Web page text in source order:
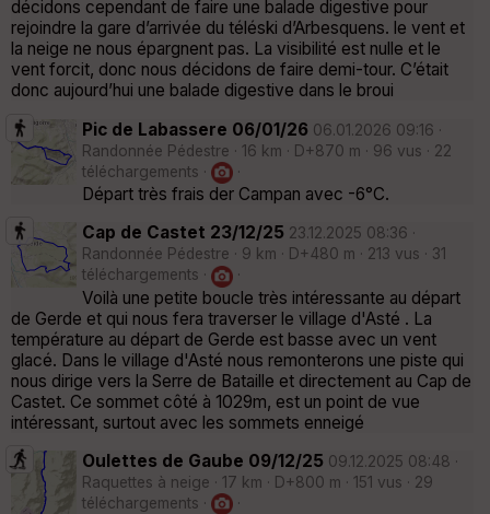
décidons cependant de faire une balade digestive pour
rejoindre la gare d’arrivée du téléski d’Arbesquens. le vent et
la neige ne nous épargnent pas. La visibilité est nulle et le
vent forcit, donc nous décidons de faire demi-tour. C’était
donc aujourd’hui une balade digestive dans le broui
Pic de Labassere 06/01/26 06.01.2026 09:16 ·
Randonnée Pédestre · 16 km · D+870 m · 96 vus · 22
téléchargements ·
·
Départ très frais der Campan avec -6°C.
Cap de Castet 23/12/25 23.12.2025 08:36 ·
Randonnée Pédestre · 9 km · D+480 m · 213 vus · 31
téléchargements ·
·
Voilà une petite boucle très intéressante au départ
de Gerde et qui nous fera traverser le village d'Asté . La
température au départ de Gerde est basse avec un vent
glacé. Dans le village d'Asté nous remonterons une piste qui
nous dirige vers la Serre de Bataille et directement au Cap de
Castet. Ce sommet côté à 1029m, est un point de vue
intéressant, surtout avec les sommets enneigé
Oulettes de Gaube 09/12/25 09.12.2025 08:48 ·
Raquettes à neige · 17 km · D+800 m · 151 vus · 29
téléchargements ·
·